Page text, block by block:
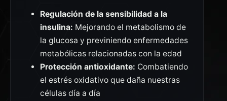
Regulación de la sensibilidad a la
insulina: Mejorando el metabolismo de
la glucosa y previniendo enfermedades
metabólicas relacionadas con la edad
Protección antioxidante: Combatiendo
el estrés oxidativo que daña nuestras
células día a día